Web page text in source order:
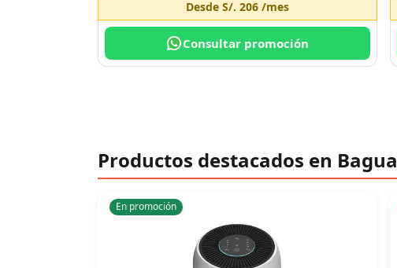
Desde S/. 206/mes
Consultar promoción
Productos destacados en Bagua
En promoción